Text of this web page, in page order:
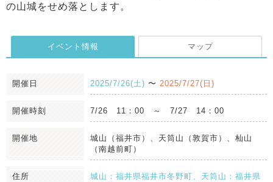
の山城をせめ落とします。
イベント情報 マップ
開催日 2025/7/26(土) 〜 2025/7/27(日)
開催時刻 7/26 11：00 ～ 7/27 14：00
開催地
城山（福井市）、天筒山（敦賀市）、杣山
（南越前町）
住所
城山：福井県福井市冬野町、天筒山：福井県